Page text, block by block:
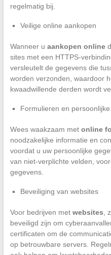
regelmatig bij.
Veilige online aankopen
Wanneer u aankopen online
sites met een HTTPS-
versleutelt de gegevens die
worden verzonden, waardoor
kwaadwillende derden wordt
Formulieren en
Wees waakzaam met online
noodzakelijke informatie en
voordat u uw persoonlijke
van niet-verplichte velden,
gegevens.
Beveiliging van websites
Voor bedrijven met websites ,
beveiligd zijn om
certificaten om de
op betrouwbare servers.